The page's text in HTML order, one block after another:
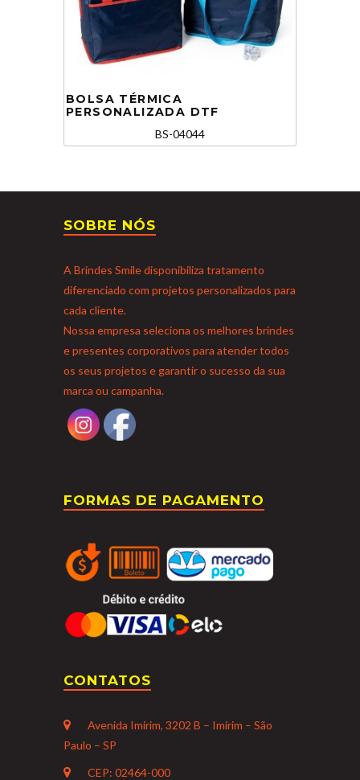
BOLSA TÉRMICA
PERSONALIZADA DTF
BS-04044
SOBRE NÓS
A Brindes Smile disponibiliza tratamento
diferenciado com projetos personalizados para
cada cliente.
Nossa empresa seleciona os melhores brindes
e presentes corporativos para atender todos
os seus projetos e garantir o sucesso da sua
marca ou campanha.
FORMAS DE PAGAMENTO
CONTATOS
Avenida Imirim, 3202 B – Imirim – São
Paulo – SP
CEP: 02464-000